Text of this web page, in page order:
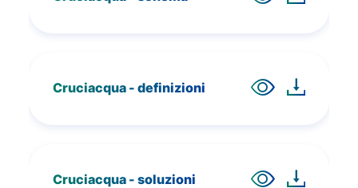
Cruciacqua - definizioni
Cruciacqua - soluzioni